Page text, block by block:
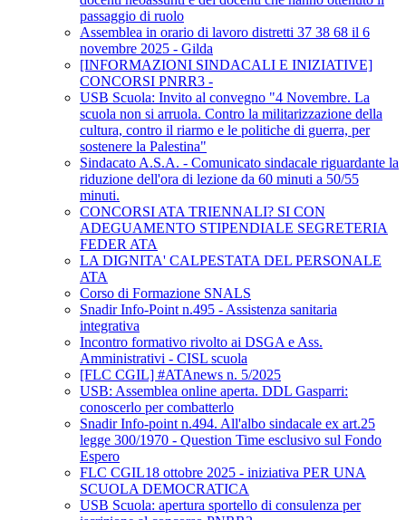
passaggio di ruolo
Assemblea in orario di lavoro distretti 37 38 68 il 6
novembre 2025 - Gilda
[INFORMAZIONI SINDACALI E INIZIATIVE]
CONCORSI PNRR3 -
USB Scuola: Invito al convegno "4 Novembre. La
scuola non si arruola. Contro la militarizzazione della
cultura, contro il riarmo e le politiche di guerra, per
sostenere la Palestina"
Sindacato A.S.A. - Comunicato sindacale riguardante la
riduzione dell'ora di lezione da 60 minuti a 50/55
minuti.
CONCORSI ATA TRIENNALI? SI CON
ADEGUAMENTO STIPENDIALE SEGRETERIA
FEDER ATA
LA DIGNITA' CALPESTATA DEL PERSONALE
ATA
Corso di Formazione SNALS
Snadir Info-Point n.495 - Assistenza sanitaria
integrativa
Incontro formativo rivolto ai DSGA e Ass.
Amministrativi - CISL scuola
[FLC CGIL] #ATAnews n. 5/2025
USB: Assemblea online aperta. DDL Gasparri:
conoscerlo per combatterlo
Snadir Info-point n.494. All'albo sindacale ex art.25
legge 300/1970 - Question Time esclusivo sul Fondo
Espero
FLC CGIL18 ottobre 2025 - iniziativa PER UNA
SCUOLA DEMOCRATICA
USB Scuola: apertura sportello di consulenza per